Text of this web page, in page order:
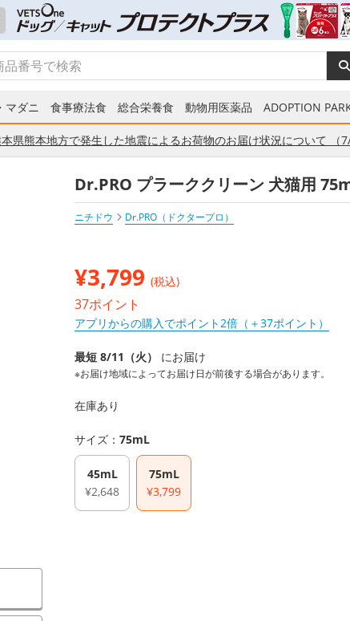
マダニ 食事療法食 総合栄養食 動物用医薬品 ADOPTION
県熊本地方で発生した地震によるお荷物のお届け状況について （7/
Dr.PRO プラーククリーン 犬猫用
ニチドウ
Dr.PRO（ドクタープロ）
¥3,799 (税込)
37ポイント
アプリからの購入でポイント2倍（＋37ポイント）
最短 8/11（火） にお届け
※お届け地域によってお届け日が前後する場合があります。
在庫あり
サイズ： 75mL
45mL
¥2,648
75mL
¥3,799